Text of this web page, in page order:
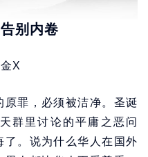
别内卷
X
罪，必须被洁净。圣诞
群里讨论的平庸之恶问
。说为什么华人在国外